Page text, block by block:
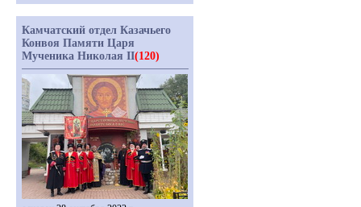
Камчатский отдел Казачьего
Конвоя Памяти Царя
Мученика Николая II(120)